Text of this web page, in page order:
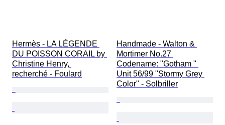
Hermès - LA LÉGENDE
DU POISSON CORAIL by
Christine Henry,
recherché - Foulard
Handmade - Walton &
Mortimer No.27
Codename: "Gotham "
Unit 56/99 "Stormy Grey
Color" - Solbriller